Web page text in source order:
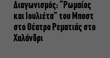
Διαγωνισμός: “Ρωμαίος
και Ιουλιέτα” του Μποστ
στο Θέατρο Ρεματιάς στο
Χαλάνδρι